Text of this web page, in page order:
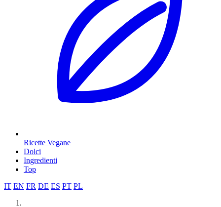
Ricette Vegane
Dolci
Ingredienti
Top
IT EN FR DE ES PT PL